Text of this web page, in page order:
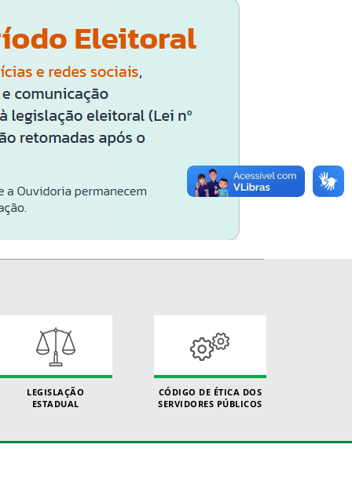
LEGISLAÇÃO
ESTADUAL
CÓDIGO DE ÉTICA DOS
SERVIDORES PÚBLICOS